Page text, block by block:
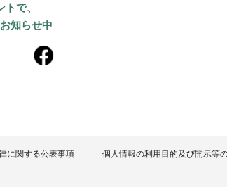
で、
知らせ中
に関する公表事項 個人情報の利用目的及び開示等